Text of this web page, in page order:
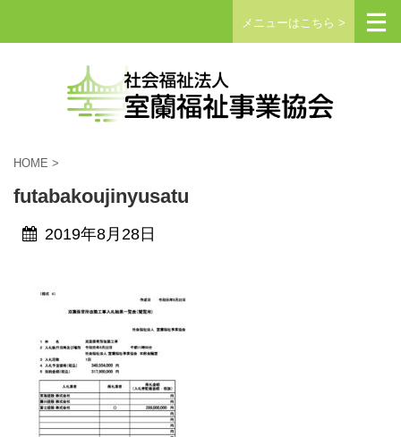
メニューはこちら >
HOME >
futabakoujinyusatu
2019年8月28日